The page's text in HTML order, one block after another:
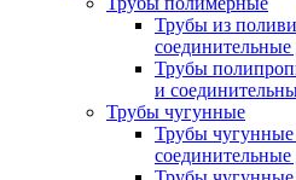
Трубы из
соединительные
Трубы
и
Трубы чугунные
Трубы чугунные
соединительные